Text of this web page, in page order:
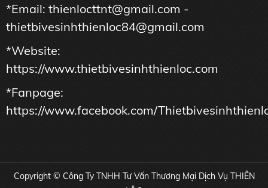
*Email: thienlocttnt@gmail.com -
thietbivesinhthienloc84@gmail.com
*Website:
https://www.thietbivesinhthienloc.com
*Fanpage:
https://www.facebook.com/
Copyright © Công Ty TNHH Tư Vấn Thương Mại Dịch Vụ THIÊN